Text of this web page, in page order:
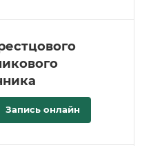
Запись онлайн